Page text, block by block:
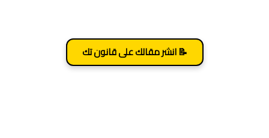
📝 انشر مقالك على قانون تك